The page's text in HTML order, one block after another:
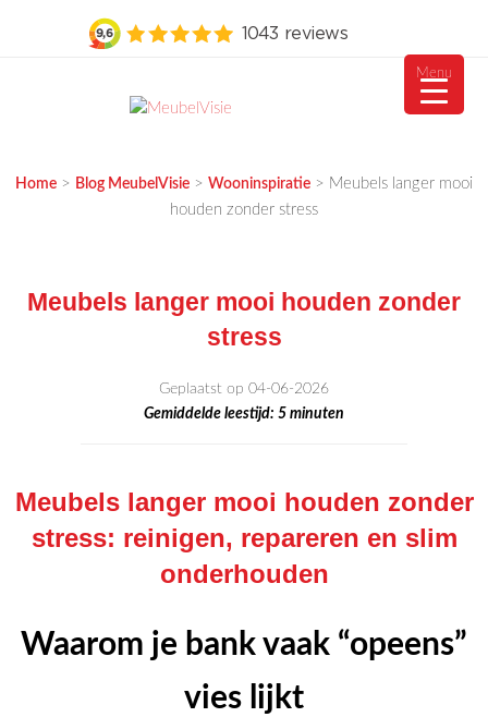
inhoud
Home > Blog MeubelVisie > Wooninspiratie > Meubels langer mooi
houden zonder stress
Meubels langer mooi houden zonder
stress
Geplaatst op 04-06-2026
Gemiddelde leestijd: 5 minuten
Meubels langer mooi houden zonder
stress: reinigen, repareren en slim
onderhouden
Waarom je bank vaak “opeens”
vies lijkt
Menu